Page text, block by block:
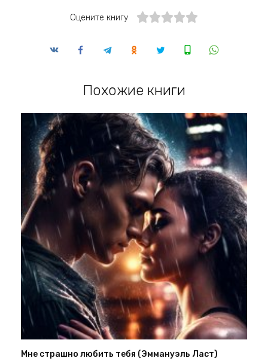
Оцените книгу
Похожие книги
Мне страшно любить тебя (Эммануэль Ласт)